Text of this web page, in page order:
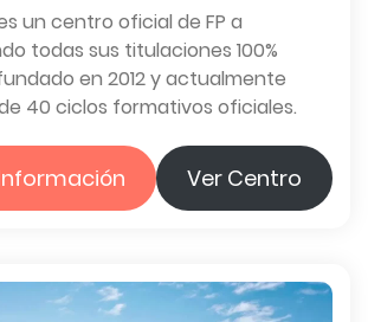
es un centro oficial de FP a
todas sus titulaciones 100%
en 2012 y actualmente
40 ciclos formativos oficiales.
Ver Centro